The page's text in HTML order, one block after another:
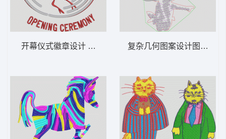
开幕仪式徽章设计 小鸟亮片丹顶鹤复杂几何图案设计图 亮片